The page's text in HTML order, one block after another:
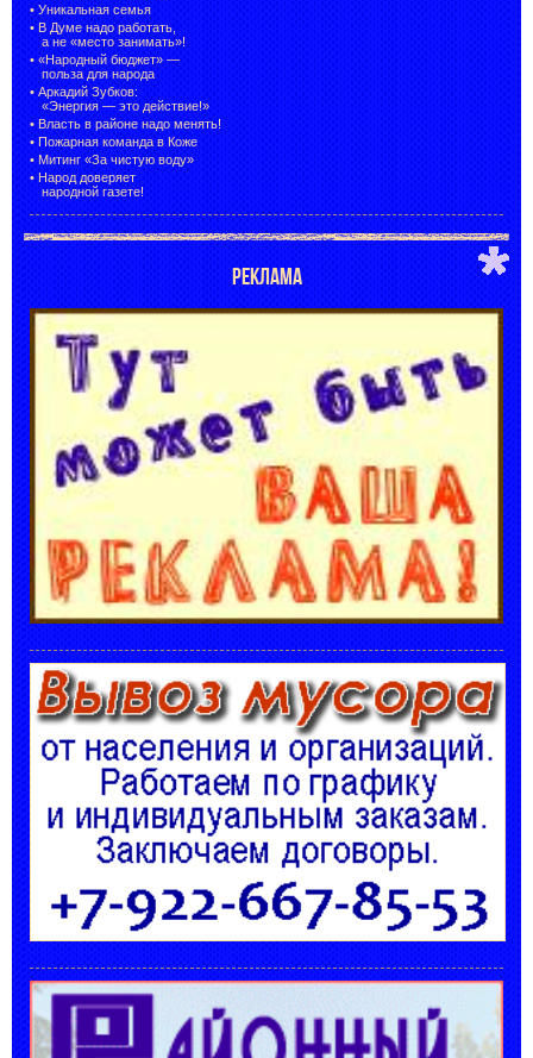
• Уникальная семья
• В Думе надо работать,
а не «место занимать»!
• «Народный бюджет» —
польза для народа
• Аркадий Зубков:
«Энергия — это действие!»
• Власть в районе надо менять!
• Пожарная команда в Коже
• Митинг «За чистую воду»
• Народ доверяет
народной газете!
РЕКЛАМА